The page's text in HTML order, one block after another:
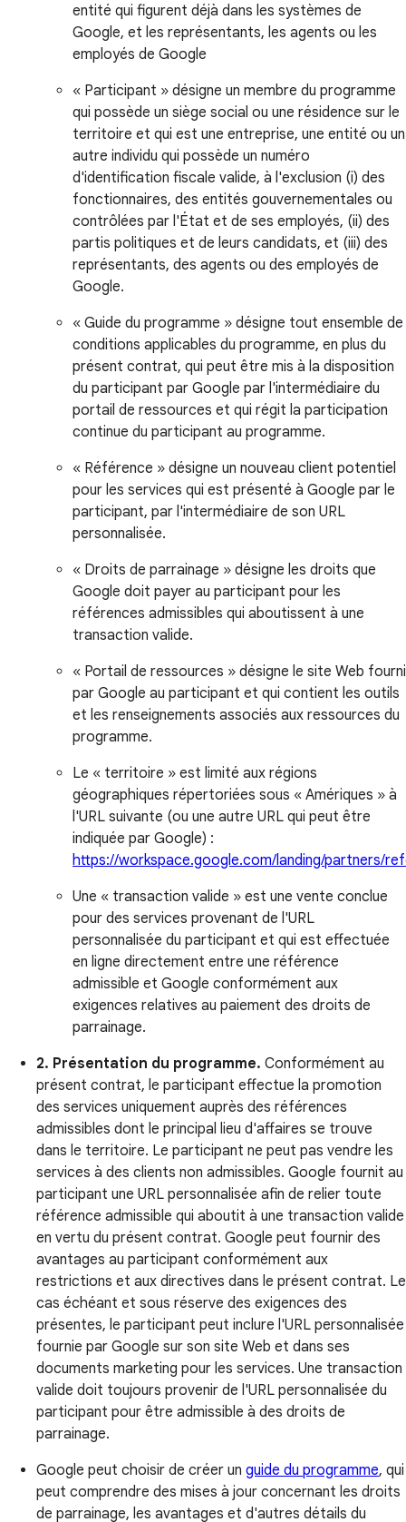
entité qui figurent déjà dans les systèmes de
Google, et les représentants, les agents ou les
employés de Google
« Participant » désigne un membre du programme
qui possède un siège social ou une résidence sur le
territoire et qui est une entreprise, une entité ou un
autre individu qui possède un numéro
d'identification fiscale valide, à l'exclusion (i) des
fonctionnaires, des entités gouvernementales ou
contrôlées par l'État et de ses employés, (ii) des
partis politiques et de leurs candidats, et (iii) des
représentants, des agents ou des employés de
Google.
« Guide du programme » désigne tout ensemble de
conditions applicables du programme, en plus du
présent contrat, qui peut être mis à la disposition
du participant par Google par l'intermédiaire du
portail de ressources et qui régit la participation
continue du participant au programme.
« Référence » désigne un nouveau client potentiel
pour les services qui est présenté à Google par le
participant, par l'intermédiaire de son URL
personnalisée.
« Droits de parrainage » désigne les droits que
Google doit payer au participant pour les
références admissibles qui aboutissent à une
transaction valide.
« Portail de ressources » désigne le site Web fourni
par Google au participant et qui contient les outils
et les renseignements associés aux ressources du
programme.
Le « territoire » est limité aux régions
géographiques répertoriées sous « Amériques » à
l'URL suivante (ou une autre URL qui peut être
indiquée par Google) :
https://workspace.google.com/landing/partners/
Une « transaction valide » est une vente conclue
pour des services provenant de l'URL
personnalisée du participant et qui est effectuée
en ligne directement entre une référence
admissible et Google conformément aux
exigences relatives au paiement des droits de
parrainage.
2. Présentation du programme. Conformément au
présent contrat, le participant effectue la promotion
des services uniquement auprès des références
admissibles dont le principal lieu d'affaires se trouve
dans le territoire. Le participant ne peut pas vendre les
services à des clients non admissibles. Google fournit au
participant une URL personnalisée afin de relier toute
référence admissible qui aboutit à une transaction valide
en vertu du présent contrat. Google peut fournir des
avantages au participant conformément aux
restrictions et aux directives dans le présent contrat. Le
cas échéant et sous réserve des exigences des
présentes, le participant peut inclure l'URL personnalisée
fournie par Google sur son site Web et dans ses
documents marketing pour les services. Une transaction
valide doit toujours provenir de l'URL personnalisée du
participant pour être admissible à des droits de
parrainage.
Google peut choisir de créer un guide du programme, qui
peut comprendre des mises à jour concernant les droits
de parrainage, les avantages et d'autres détails du